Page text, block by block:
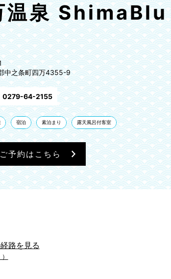
温泉 ShimaBlu
中之条町四万4355-9
0279-64-2155
宿泊 素泊まり 露天風呂付客室
予約はこちら
路を見る